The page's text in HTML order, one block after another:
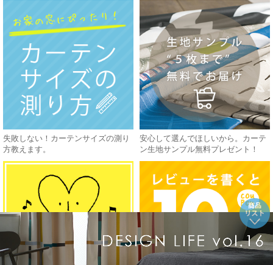
失敗しない！カーテンサイズの測り
方教えます。
安心して選んでほしいから。カーテ
ン生地サンプル無料プレゼント！